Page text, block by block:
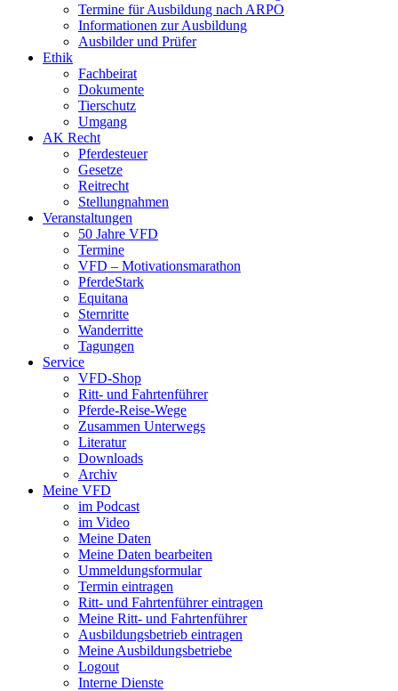
Termine für Ausbildung nach ARPO
Informationen zur Ausbildung
Ausbilder und Prüfer
Ethik
Fachbeirat
Dokumente
Tierschutz
Umgang
AK Recht
Pferdesteuer
Gesetze
Reitrecht
Stellungnahmen
Veranstaltungen
50 Jahre VFD
Termine
VFD – Motivationsmarathon
PferdeStark
Equitana
Sternritte
Wanderritte
Tagungen
Service
VFD-Shop
Ritt- und Fahrtenführer
Pferde-Reise-Wege
Zusammen Unterwegs
Literatur
Downloads
Archiv
Meine VFD
im Podcast
im Video
Meine Daten
Meine Daten bearbeiten
Ummeldungsformular
Termin eintragen
Ritt- und Fahrtenführer eintragen
Meine Ritt- und Fahrtenführer
Ausbildungsbetrieb eintragen
Meine Ausbildungsbetriebe
Logout
Interne Dienste